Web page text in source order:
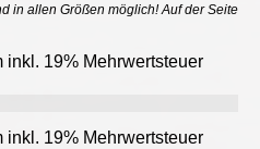
in allen Größen möglich! Auf der Seite
inkl. 19% Mehrwertsteuer
inkl. 19% Mehrwertsteuer